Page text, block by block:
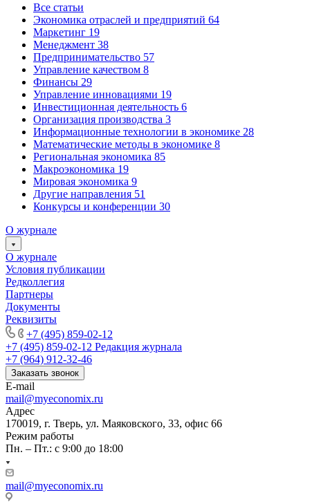
Все статьи
Экономика отраслей и предприятий 64
Маркетинг 19
Менеджмент 38
Предпринимательство 57
Управление качеством 8
Финансы 29
Управление инновациями 19
Инвестиционная деятельность 6
Организация производства 3
Информационные технологии в экономике 28
Математические методы в экономике 8
Региональная экономика 85
Макроэкономика 19
Мировая экономика 9
Другие направления 51
Конкурсы и конференции 30
О журнале
О журнале
Условия публикации
Редколлегия
Партнеры
Документы
Реквизиты
+7 (495) 859-02-12
+7 (495) 859-02-12 Редакция журнала
+7 (964) 912-32-46
Заказать звонок
E-mail
mail@myeconomix.ru
Адрес
170019, г. Тверь, ул. Маяковского, 33, офис 66
Режим работы
Пн. – Пт.: с 9:00 до 18:00
mail@myeconomix.ru